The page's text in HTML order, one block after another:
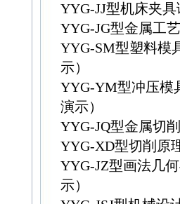
YYG-JJ型机床夹
YYG-JG型金属工
YYG-SM型塑料模
示）
YYG-YM型冲压模
演示）
YYG-JQ型金属切
YYG-XD型切削原
YYG-JZ型画法几
示）